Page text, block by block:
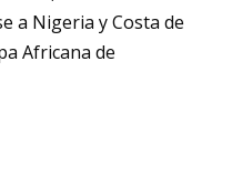
a Nigeria y Costa de
Africana de